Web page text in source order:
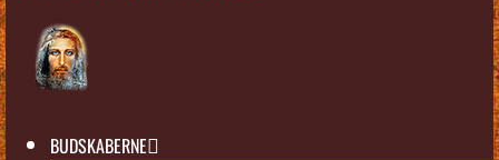
BUDSKABERNE